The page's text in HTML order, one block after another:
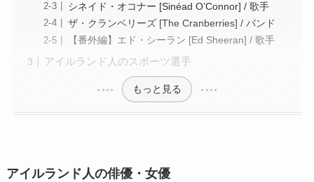
シネイド・オコナー [Sinéad O’Connor] / 歌手
ザ・クランベリーズ [The Cranberries] / バンド
【番外編】エド・シーラン [Ed Sheeran] / 歌手
アイルランド人のスポーツ選手
もっと見る
アイルランド人の俳優・女優